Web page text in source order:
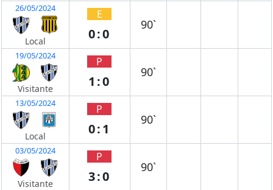
26/05/2024
Local
E
0:0
90`
19/05/2024
Visitante
P
1:0
90`
13/05/2024
Local
P
0:1
90`
03/05/2024
Visitante
P
3:0
90`